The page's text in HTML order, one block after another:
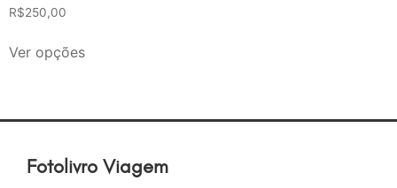
R$250,00
Ver opções
Fotolivro Viagem